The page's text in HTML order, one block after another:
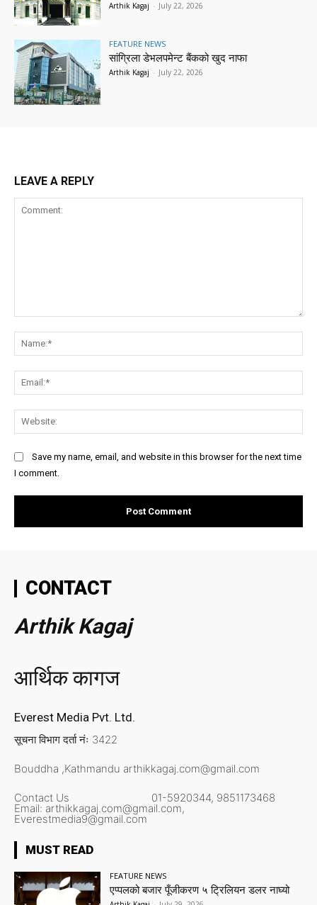
Arthik Kagaj - July 22, 2026
FEATURE NEWS
सांग्रिला डेभलपमेन्ट बैंकको खुद नाफा
Arthik Kagaj - July 22, 2026
LEAVE A REPLY
Save my name, email, and website in this browser for the next time
I comment.
CONTACT
Arthik Kagaj
आर्थिक कागज
Everest Media Pvt. Ltd.
सूचना विभाग दर्ता नंः 3422
Bouddha ,Kathmandu arthikkagaj.com@gmail.com
Contact Us 01-5920344, 9851173468
Email: arthikkagaj.com@gmail.com,
Everestmedia9@gmail.com
MUST READ
FEATURE NEWS
एप्पलको बजार पूँजीकरण ५ ट्रिलियन डलर नाघ्यो